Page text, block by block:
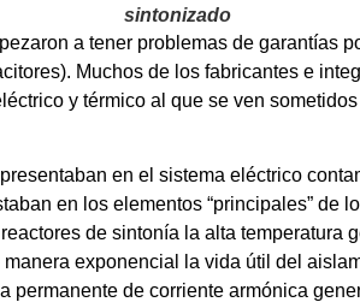
sintonizado
a tener problemas de garantías
Muchos de los fabricantes e
y térmico al que se ven
en el sistema eléctrico
en los elementos “principales” de
de sintonía la alta temperatura
exponencial la vida útil del
permanente de corriente armónica